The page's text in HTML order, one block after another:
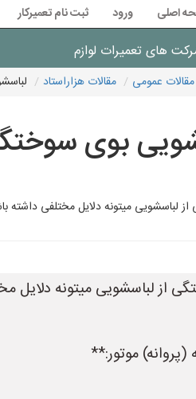
اصلی ورود ثبت نام تعمیرکار
های تعمیرات لوازم
مقالات عمومی مقالات هزاراستاد
بوی
میتونه دلایل مختلفی داشته باشه. در
از لباسشویی میتونه دلایل